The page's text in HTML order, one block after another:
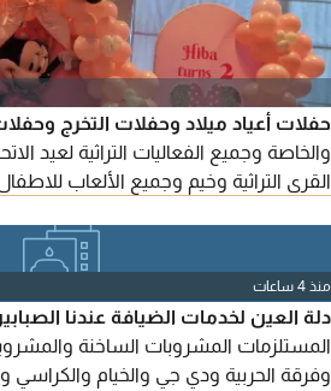
حفلات أعياد ميلاد وحفلات التخرج
والخاصة وجميع الفعاليات التراثية لعيد
القرى التراثية وخيم وجميع الألعاب للاطفال
منذ 4 ساعات
دلة العين لخدمات الضيافة عندنا
المستلزمات المشروبات الساخنة
وفرقة الحربية ودي جي والخيام